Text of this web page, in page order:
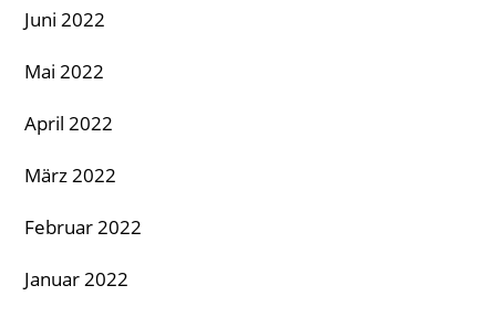
Juni 2022
Mai 2022
April 2022
März 2022
Februar 2022
Januar 2022